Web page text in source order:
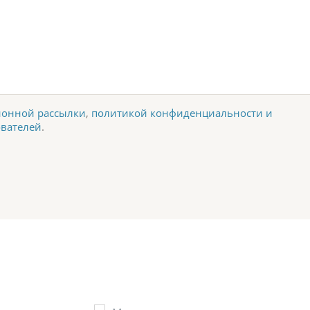
рассылки, политикой конфиденциальности и
.